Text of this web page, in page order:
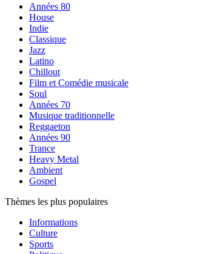
Années 80
House
Indie
Classique
Jazz
Latino
Chillout
Film et Comédie musicale
Soul
Années 70
Musique traditionnelle
Reggaeton
Années 90
Trance
Heavy Metal
Ambient
Gospel
Thèmes les plus populaires
Informations
Culture
Sports